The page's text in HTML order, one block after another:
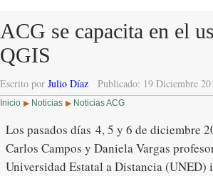
ACG se capacita en el
QGIS
Escrito por Julio Díaz Publicado: 19 Diciembre
Inicio ▶ Noticias ▶ Noticias ACG
Los pasados días 4, 5 y 6 de diciembre
Carlos Campos y Daniela Vargas
Universidad Estatal a Distancia (UNED)